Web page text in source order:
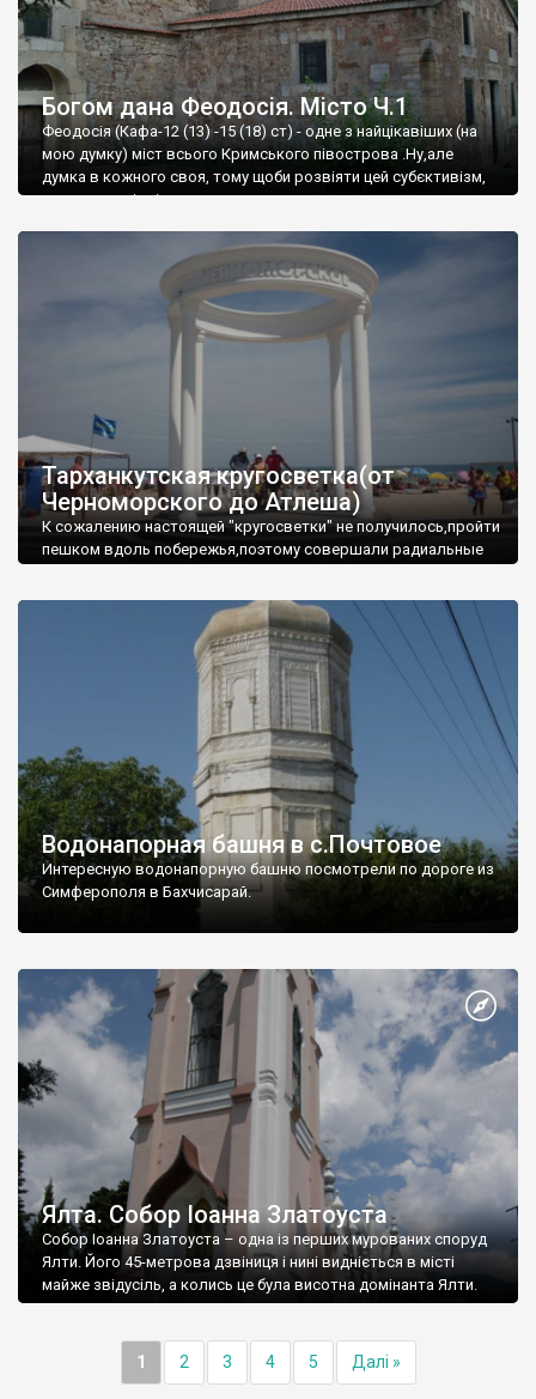
Богом дана Феодосія. Місто Ч.1
Феодосія (Кафа-12 (13) -15 (18) ст) - одне з найцікавіших (на
мою думку) міст всього Кримського півострова .Ну,але
думка в кожного своя, тому щоби розвіяти цей субєктивізм,
запрошую відвідати це
Тарханкутская кругосветка(от
Черноморского до Атлеша)
К сожалению настоящей "кругосветки" не получилось,пройти
пешком вдоль побережья,поэтому совершали радиальные
Водонапорная башня в с.Почтовое
Интересную водонапорную башню посмотрели по дороге из
Симферополя в Бахчисарай.
Ялта. Собор Іоанна Златоуста
Собор Іоанна Златоуста – одна із перших мурованих споруд
Ялти. Його 45-метрова дзвіниця і нині видніється в місті
майже звідусіль, а колись це була висотна домінанта Ялти.
1 2 3 4 5 Далі »